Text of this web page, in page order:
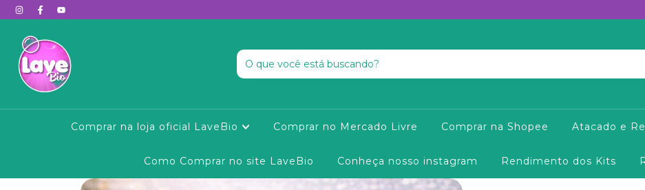
Comprar na loja oficial LaveBio Comprar no Mercado Livre Comprar na Shopee Atacado e
Como Comprar no site LaveBio Conheça nosso instagram Rendimento dos Kits